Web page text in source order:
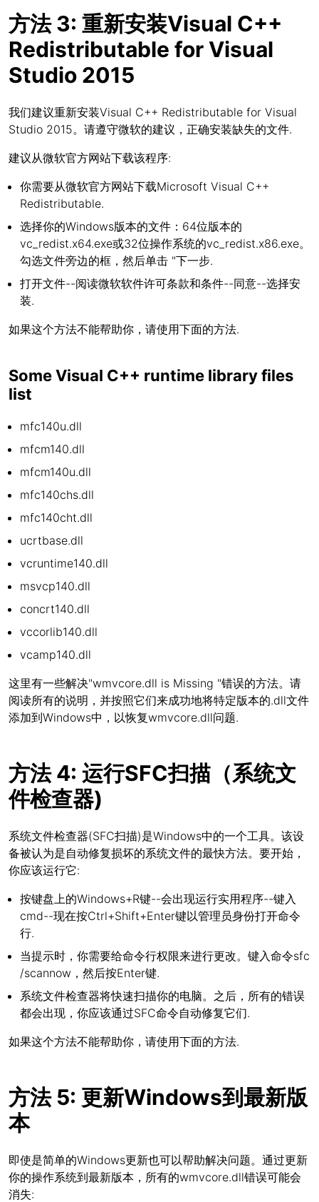
方法 3: 重新安装Visual C++
Redistributable for Visual
Studio 2015
我们建议重新安装Visual C++ Redistributable for Visual
Studio 2015。请遵守微软的建议，正确安装缺失的文件.
建议从微软官方网站下载该程序:
你需要从微软官方网站下载Microsoft Visual C++
Redistributable.
选择你的Windows版本的文件：64位版本的
vc_redist.x64.exe或32位操作系统的vc_redist.x86.exe。
勾选文件旁边的框，然后单击 "下一步.
打开文件--阅读微软软件许可条款和条件--同意--选择安
装.
如果这个方法不能帮助你，请使用下面的方法.
Some Visual C++ runtime library files
list
mfc140u.dll
mfcm140.dll
mfcm140u.dll
mfc140chs.dll
mfc140cht.dll
ucrtbase.dll
vcruntime140.dll
msvcp140.dll
concrt140.dll
vccorlib140.dll
vcamp140.dll
这里有一些解决"wmvcore.dll is Missing "错误的方法。请
阅读所有的说明，并按照它们来成功地将特定版本的.dll文件
添加到Windows中，以恢复wmvcore.dll问题.
方法 4: 运行SFC扫描（系统文
件检查器)
系统文件检查器(SFC扫描)是Windows中的一个工具。该设
备被认为是自动修复损坏的系统文件的最快方法。要开始，
你应该运行它:
按键盘上的Windows+R键--会出现运行实用程序--键入
cmd--现在按Ctrl+Shift+Enter键以管理员身份打开命令
行.
当提示时，你需要给命令行权限来进行更改。键入命令sfc
/scannow，然后按Enter键.
系统文件检查器将快速扫描你的电脑。之后，所有的错误
都会出现，你应该通过SFC命令自动修复它们.
如果这个方法不能帮助你，请使用下面的方法.
方法 5: 更新Windows到最新版
本
即使是简单的Windows更新也可以帮助解决问题。通过更新
你的操作系统到最新版本，所有的wmvcore.dll错误可能会
消失: